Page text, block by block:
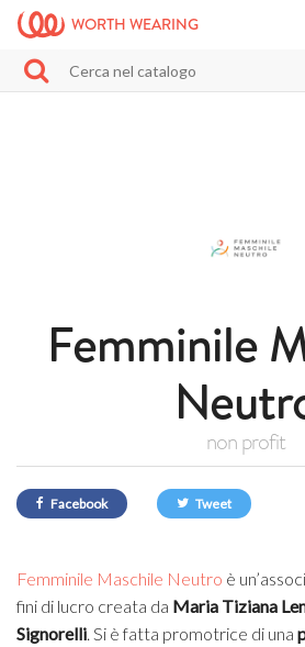
WORTH WEARING
Femminile
non profit
Facebook Tweet
Femminile Maschile Neutro è
fini di lucro creata da Maria Tiziana
Signorelli. Si è fatta promotrice di una